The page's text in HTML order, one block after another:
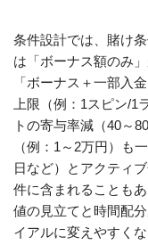
条件設計では、賭け
は「ボーナス額のみ
「ボーナス＋一部入
上限（例：1スピン/1
トの寄与率減（40～
（例：1～2万円）も
日など）とアクティ
件に含まれることも
値の見立てと時間配
イアルに変えやすくな